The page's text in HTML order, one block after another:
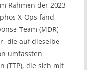
Rahmen der 2023
X-Ops fand
Team (MDR)
die auf dieselbe
umfassten
(TTP), die sich mit